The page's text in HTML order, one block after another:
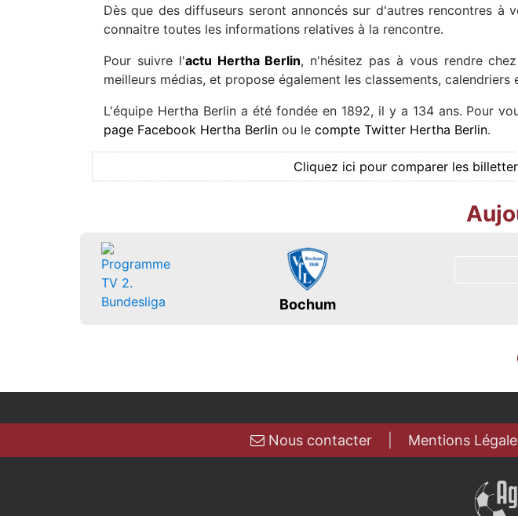
Dès que des diffuseurs seront annoncés sur d'autres rencontres
connaitre toutes les informations relatives à la rencontre.
Pour suivre l'actu Hertha Berlin, n'hésitez pas à vous rendre
meilleurs médias, et propose également les classements, calendriers
L'équipe Hertha Berlin a été fondée en 1892, il y a 134 ans. Pour
page Facebook Hertha Berlin ou le compte Twitter Hertha Berlin.
Cliquez ici pour comparer les
Bochum
Nous contacter Mentions